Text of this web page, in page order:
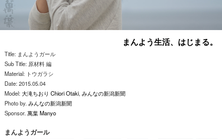
まんよう生活、はじまる。
Title: まんようガール
Sub Title: 原材料 編
Material: トウガラシ
Date: 2015.05.04
Model:大滝ちおり Chiori Otaki, みんなの新潟新聞
Photo by. みんなの新潟新聞
Sponsor. 萬葉 Manyo
まんようガール